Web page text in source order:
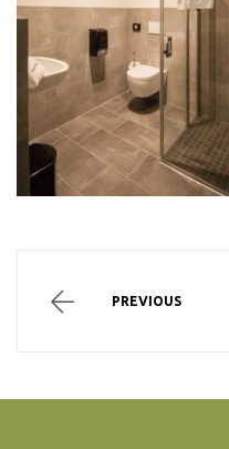
PREVIOUS